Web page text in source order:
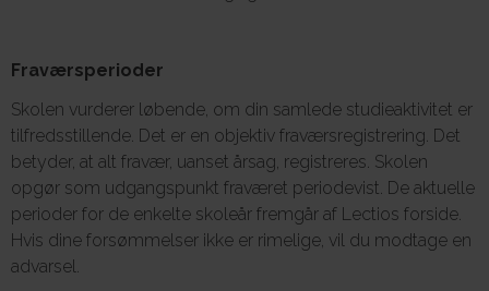
Fraværsperioder
Skolen vurderer løbende, om din samlede studieaktivitet er
tilfredsstillende. Det er en objektiv fraværsregistrering. Det
betyder, at alt fravær, uanset årsag, registreres. Skolen
opgør som udgangspunkt fraværet periodevist. De aktuelle
perioder for de enkelte skoleår fremgår af Lectios forside.
Hvis dine forsømmelser ikke er rimelige, vil du modtage en
advarsel.